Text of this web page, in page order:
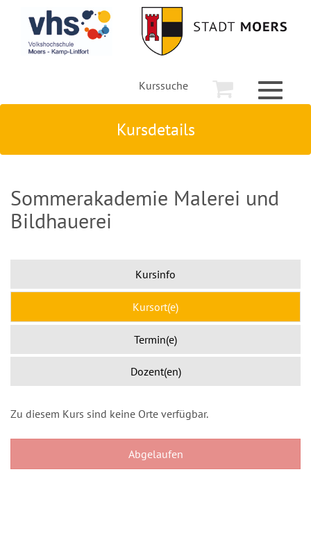
Kurssuche
Toggle
Kursdetails
Sommerakademie Malerei und
Bildhauerei
Kursinfo
Kursort(e)
Termin(e)
Dozent(en)
Zu diesem Kurs sind keine Orte verfügbar.
Abgelaufen